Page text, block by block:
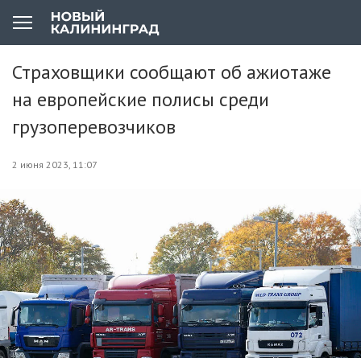
Страховщики сообщают об ажиотаже
на европейские полисы среди
грузоперевозчиков
2 июня 2023, 11:07